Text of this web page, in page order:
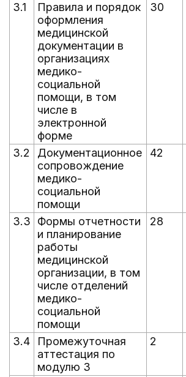
3.1
Правила и порядок
оформления
медицинской
документации в
организациях
медико-
социальной
помощи, в том
числе в
электронной
форме
30
3.2
Документационное
сопровождение
медико-
социальной
помощи
42
3.3
Формы отчетности
и планирование
работы
медицинской
организации, в том
числе отделений
медико-
социальной
помощи
28
3.4
Промежуточная
аттестация по
модулю 3
2